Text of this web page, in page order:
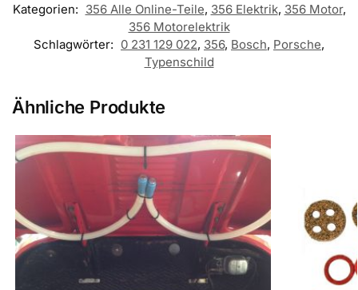
Kategorien: 356 Alle Online-Teile, 356 Elektrik, 356 Motor,
356 Motorelektrik
Schlagwörter: 0 231 129 022, 356, Bosch, Porsche,
Typenschild
Ähnliche Produkte